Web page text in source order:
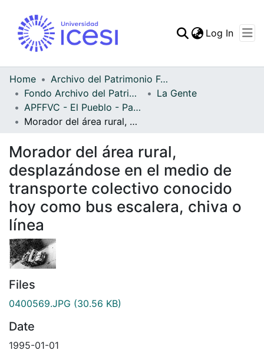
Statistics
Log In
Home
Archivo del Patrimonio Fotográfico y Fílmico del Valle del Cauca
Fondo Archivo del Patrimonio Fotográfico y Fílmico del Valle del Cauca
La Gente
APFFVC - El Pueblo - Patrimonial
Morador del área rural, desplazándose en el medio de transporte colectivo conocido hoy como bus escalera, chiva o línea
Morador del área rural,
desplazándose en el medio de
transporte colectivo conocido
hoy como bus escalera, chiva o
línea
Files
0400569.JPG (30.56 KB)
Date
1995-01-01